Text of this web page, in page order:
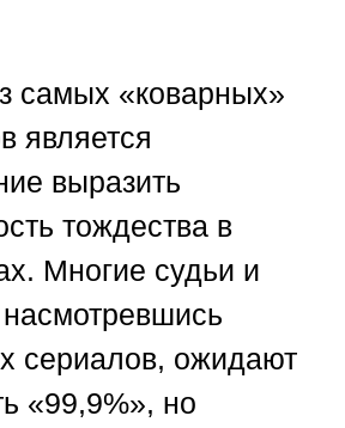
самых «коварных»
является
выразить
тождества в
Многие судьи и
сериалов, ожидают
«99,9%», но